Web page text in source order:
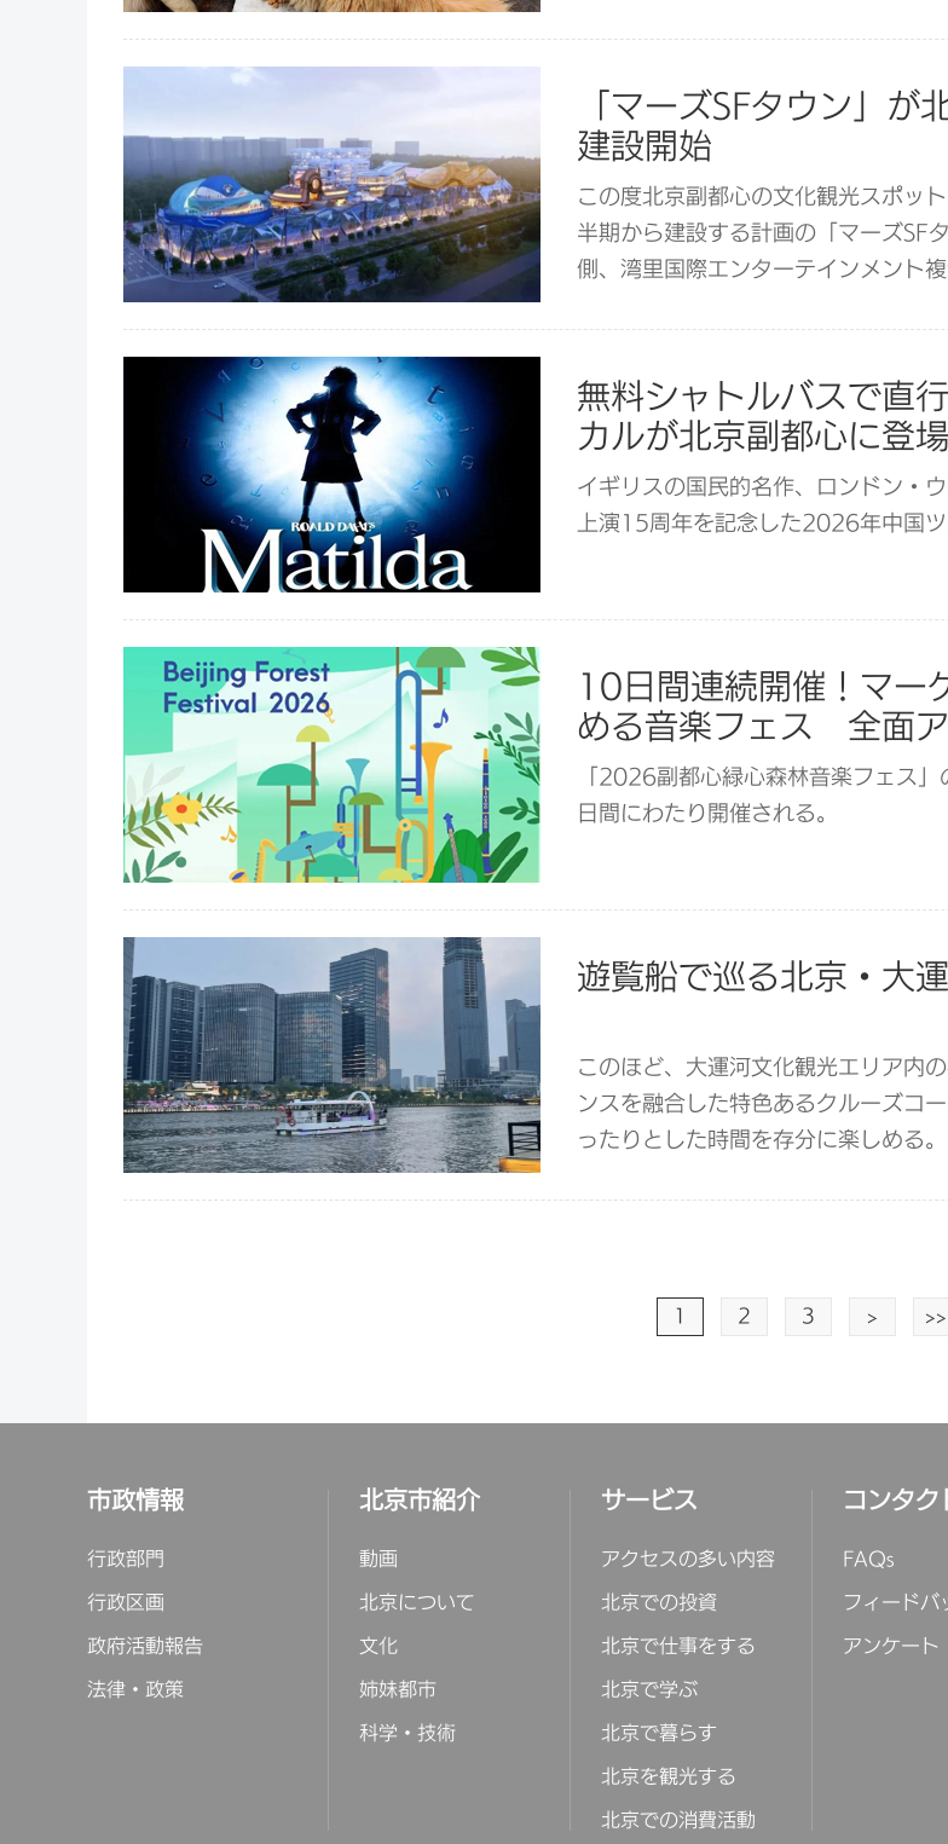
「マーズSFタウン」
建設開始
この度北京副都心の文化観光スポッ
半期から建設する計画の「マーズSF
側、湾里国際エンターテインメント
無料シャトルバスで直
カルが北京副都心に登場
イギリスの国民的名作、ロンドン・
上演15周年を記念した2026年中国ツ
10日間連続開催！マ
める音楽フェス 全面
「2026副都心緑心森林音楽フェス
日間にわたり開催される。
遊覧船で巡る北京・大
このほど、大運河文化観光エリア内
ンスを融合した特色あるクルーズコ
ったりとした時間を存分に楽しめる。
1 2 3 > >>
市政情報
行政部門
行政区画
政府活動報告
法律・政策
北京市紹介
動画
北京について
文化
姉妹都市
科学・技術
サービス
アクセスの多い内容
北京での投資
北京で仕事をする
北京で学ぶ
北京で暮らす
北京を観光する
北京での消費活動
コンタク
FAQs
フィードバ
アンケート